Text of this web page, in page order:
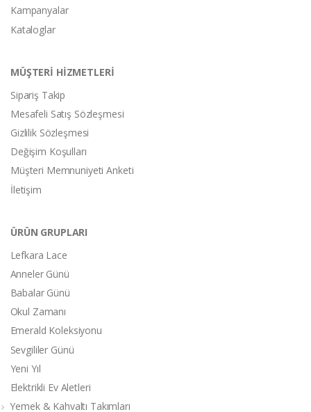
Kampanyalar
Kataloglar
MÜŞTERİ HİZMETLERİ
Sipariş Takip
Mesafeli Satış Sözleşmesi
Gizlilik Sözleşmesi
Değişim Koşulları
Müşteri Memnuniyeti Anketi
İletişim
ÜRÜN GRUPLARI
Lefkara Lace
Anneler Günü
Babalar Günü
Okul Zamanı
Emerald Koleksiyonu
Sevgililer Günü
Yeni Yıl
Elektrikli Ev Aletleri
Yemek & Kahvaltı Takımları